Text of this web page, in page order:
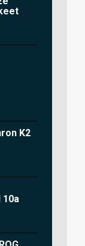
K2